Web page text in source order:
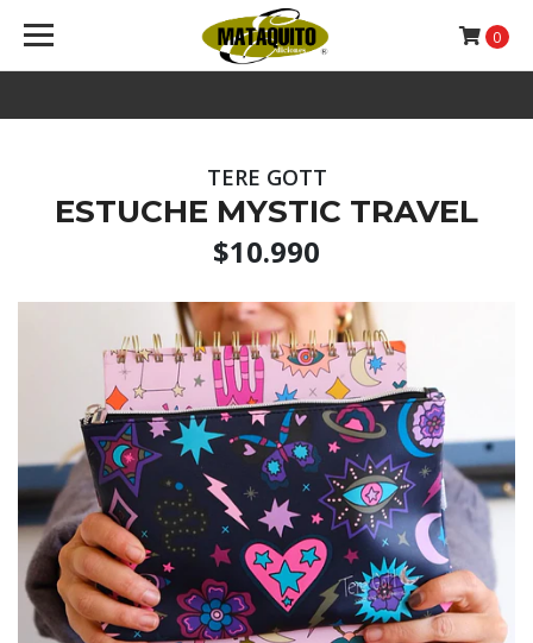
0
TERE GOTT
ESTUCHE MYSTIC TRAVEL
$10.990